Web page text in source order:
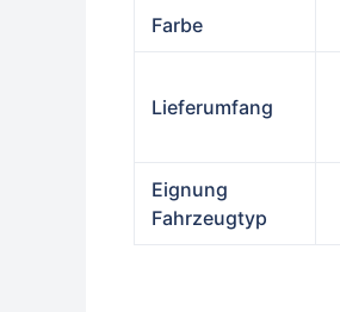
Farbe
Lieferumfang
Eignung
Fahrzeugtyp